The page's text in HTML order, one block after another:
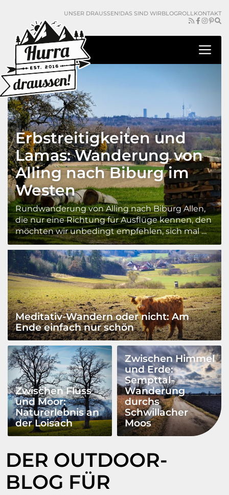
springen
UNSER DRAUSSEN! DAS SIND WIRBLOGROLLKONTAKT
Erbstreitigkeiten und
Lamas: Wanderung von
Alling nach Biburg im
Westen
Rundwanderung von Alling nach Biburg Allen,
die nur eine Richtung für Ausflüge kennen, den
möchten wir unbedingt empfehlen, sich mal …
Meditativ-Wandern oder nicht: Am
Ende einfach nur schön
Zwischen Fluss
und Moor:
Naturerlebnis an
der Loisach
Zwischen Himmel
und Erde:
Sempttal-
Wanderung
durchs
Schwillacher
Moos
DER OUTDOOR-
BLOG FÜR